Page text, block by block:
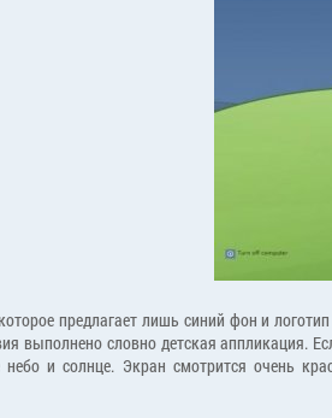
предлагает лишь синий фон и
выполнено словно детская аппликация.
и солнце. Экран смотрится очень